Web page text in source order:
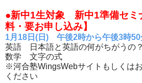
●新中1生対象 新中1準備セ
料・要お申し込み】
1月18日(日) 午後2時から午後3時50
英語 日本語と英語の何がちがうの
数学 文字の式
※河合塾WingsWebサイトもしくは
ください